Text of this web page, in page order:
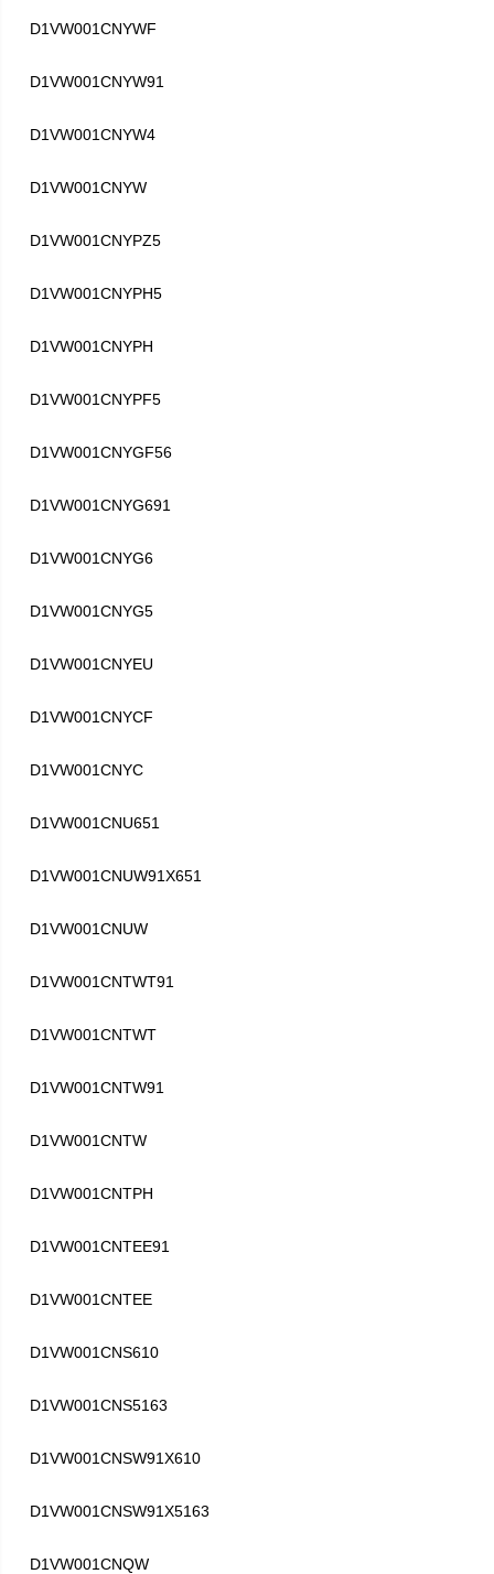
D1VW001CNYWF
D1VW001CNYW91
D1VW001CNYW4
D1VW001CNYW
D1VW001CNYPZ5
D1VW001CNYPH5
D1VW001CNYPH
D1VW001CNYPF5
D1VW001CNYGF56
D1VW001CNYG691
D1VW001CNYG6
D1VW001CNYG5
D1VW001CNYEU
D1VW001CNYCF
D1VW001CNYC
D1VW001CNU651
D1VW001CNUW91X651
D1VW001CNUW
D1VW001CNTWT91
D1VW001CNTWT
D1VW001CNTW91
D1VW001CNTW
D1VW001CNTPH
D1VW001CNTEE91
D1VW001CNTEE
D1VW001CNS610
D1VW001CNS5163
D1VW001CNSW91X610
D1VW001CNSW91X5163
D1VW001CNQW